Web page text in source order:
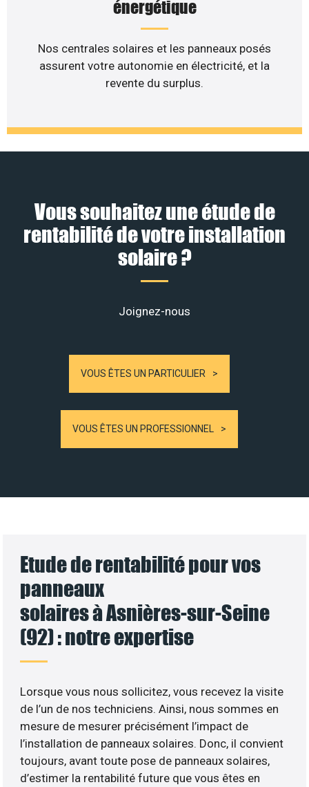
énergétique
Nos centrales solaires et les panneaux posés
assurent votre autonomie en électricité, et la
revente du surplus.
Vous souhaitez une étude de
rentabilité de votre installation
solaire ?
Joignez-nous
VOUS ÊTES UN PARTICULIER
VOUS ÊTES UN PROFESSIONNEL
Etude de rentabilité pour vos
panneaux
solaires à Asnières-sur-Seine
(92) : notre expertise
Lorsque vous nous sollicitez, vous recevez la visite
de l’un de nos techniciens. Ainsi, nous sommes en
mesure de mesurer précisément l’impact de
l’installation de panneaux solaires. Donc, il convient
toujours, avant toute pose de panneaux solaires,
d’estimer la rentabilité future que vous êtes en